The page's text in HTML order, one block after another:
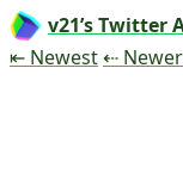
v21’s Twitter
⇤ NewestTweet
⇠ Newer